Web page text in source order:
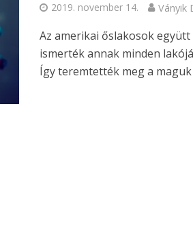
2019. november 14. Ványik
Az amerikai őslakosok
ismerték annak minden
Így teremtették meg a